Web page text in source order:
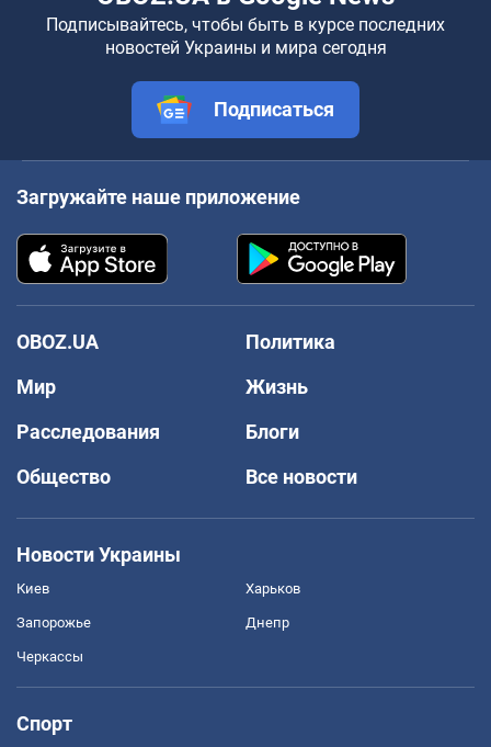
Подписывайтесь, чтобы быть в курсе последних
новостей Украины и мира сегодня
Подписаться
Загружайте наше приложение
OBOZ.UA
Политика
Мир
Жизнь
Расследования
Блоги
Общество
Все новости
Новости Украины
Киев Харьков
Запорожье Днепр
Черкассы
Спорт